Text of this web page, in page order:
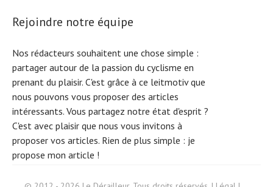
Rejoindre notre équipe
Nos rédacteurs souhaitent une chose simple :
partager autour de la passion du cyclisme en
prenant du plaisir. C'est grâce à ce leitmotiv que
nous pouvons vous proposer des articles
intéressants. Vous partagez notre état d'esprit ?
C'est avec plaisir que nous vous invitons à
proposer vos articles. Rien de plus simple : je
propose mon article !